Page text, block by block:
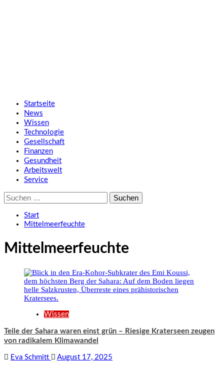
Startseite
News
Wissen
Technologie
Gesellschaft
Finanzen
Gesundheit
Arbeitswelt
Service
Suche
nach:
Start
Mittelmeerfeuchte
Mittelmeerfeuchte
Wissen
Teile der Sahara waren einst grün – Riesige Kraterseen zeugen
von radikalem Klimawandel
Eva Schmitt August 17, 2025